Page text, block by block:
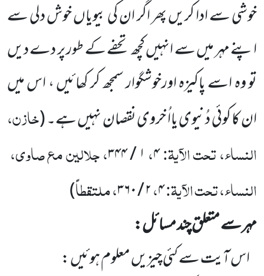
خوشی سے ادا کریں پھر اگر ان کی بیویاں خوش دلی سے
اپنے مہر میں سے انہیں کچھ تحفے کے طور پر دے دیں
تو وہ اسے پاکیزہ اورخوشگوار سمجھ کر کھائیں ، اس میں
ان کا کوئی دُنیوی یااُ خروی نقصان نہیں ہے۔(خازن،
النساء، تحت الآیۃ:۴، ۱/۳۴۴، جلالین مع صاوی،
النساء، تحت الآیۃ:۴،۲/۳۶۰، ملتقطاً)
مہر سے متعلق چند مسائل:
اس آیت سے کئی چیزیں معلوم ہوئیں :